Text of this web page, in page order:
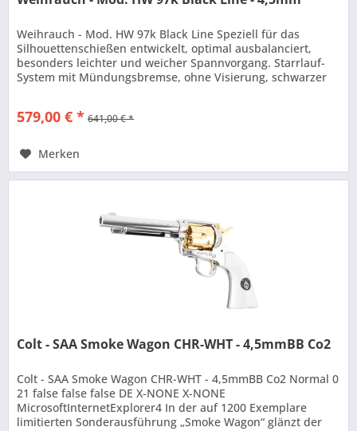
Weihrauch - Mod. HW 97k Black Line Speziell für das
Silhouettenschießen entwickelt, optimal ausbalanciert,
besonders leichter und weicher Spannvorgang. Starrlauf-
System mit Mündungsbremse, ohne Visierung, schwarzer
579,00 € * 641,00 € *
Merken
Colt - SAA Smoke Wagon CHR-WHT - 4,5mmBB Co2
Colt - SAA Smoke Wagon CHR-WHT - 4,5mmBB Co2 Normal 0
21 false false false DE X-NONE X-NONE
MicrosoftInternetExplorer4 In der auf 1200 Exemplare
limitierten Sonderausführung „Smoke Wagon“ glänzt der